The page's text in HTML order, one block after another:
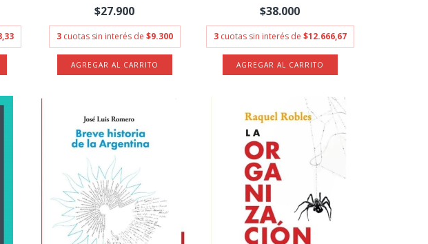
$27.900
3 cuotas sin interés de $9.300
$38.000
3 cuotas sin interés de $12.666,67